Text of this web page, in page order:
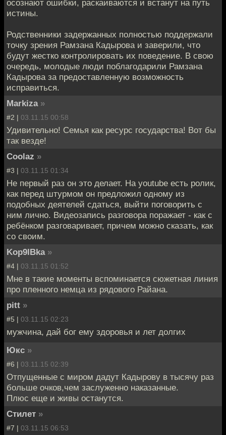
осознают ошибки, раскаиваются и встанут на путь
истины.
Родственники задержанных полностью поддержали
точку зрения Рамзана Кадырова и заверили, что
будут жестко контролировать их поведение. В свою
очередь, молодые люди поблагодарили Рамзана
Кадырова за предоставленную возможность
исправиться.
Markiza »
#2 | 03.11.15 00:58
Удивительно! Семья как ресурс государства! Вот бы
так везде!
Coolaz »
#3 | 03.11.15 01:34
Не первый раз он это делает. На youtube есть ролик,
как перед штурмом он предложил одному из
подобных деятелей сдаться, выйти поговорить с
ним лично. Видеозапись разговора поражает - как с
ребёнком разговаривает, причем можно сказать, как
со своим.
Kop9IBka »
#4 | 03.11.15 01:52
Мне в такие моменты вспоминается сюжетная линия
про пленного немца из рядового Райана.
pitt »
#5 | 03.11.15 02:23
мужчина, дай бог ему здоровья и лет долгих
Юкс »
#6 | 03.11.15 02:39
Отпущенные с миром дадут Кадырову в тысячу раз
больше очков,чем заслуженно наказанные.
Плюс еще и живы останутся.
Стилет »
#7 | 03.11.15 06:53